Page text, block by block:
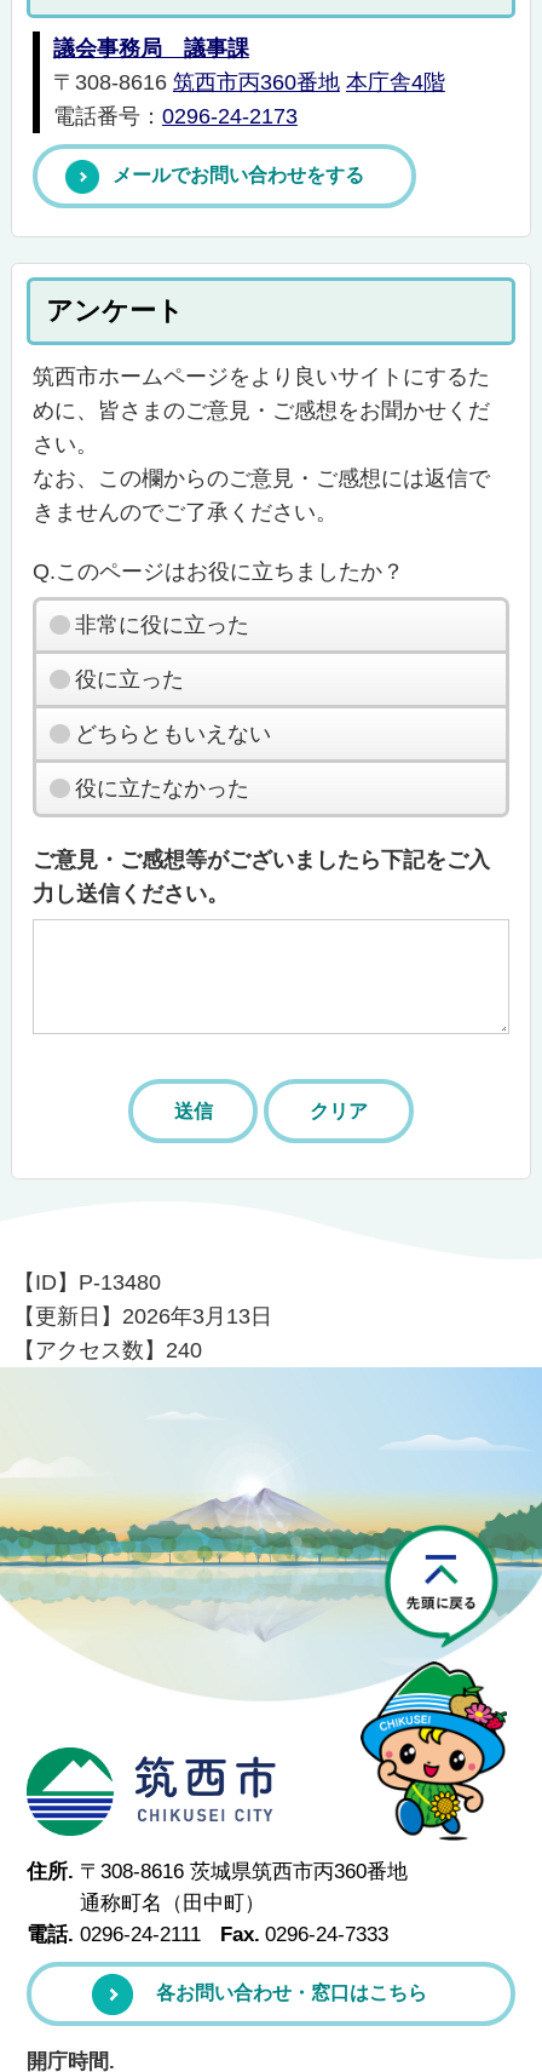
議会事務局 議事課
〒308-8616 筑西市丙360番地 本庁舎4階
電話番号： 0296-24-2173
メールでお問い合わせをする
アンケート
筑西市ホームページをより良いサイトにするた
めに、皆さまのご意見・ご感想をお聞かせくだ
さい。
なお、この欄からのご意見・ご感想には返信で
きませんのでご了承ください。
Q.このページはお役に立ちましたか？
非常に役に立った
役に立った
どちらともいえない
役に立たなかった
ご意見・ご感想等がございましたら下記をご入
力し送信ください。
【ID】 P-13480
【更新日】 2026年3月13日
【アクセス数】 240
筑西市
住所. 〒308-8616 茨城県筑西市丙360番地
通称町名（田中町）
電話. 0296-24-2111 Fax. 0296-24-7333
各お問い合わせ・窓口はこちら
開庁時間.